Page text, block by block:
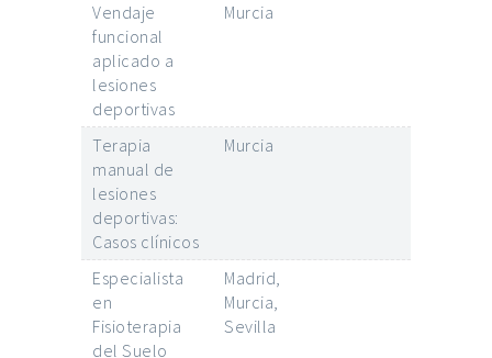
Vendaje
funcional
aplicado a
lesiones
deportivas
Murcia
Terapia
manual de
lesiones
deportivas:
Casos clínicos
Murcia
Especialista
en
Fisioterapia
del Suelo
Madrid,
Murcia,
Sevilla